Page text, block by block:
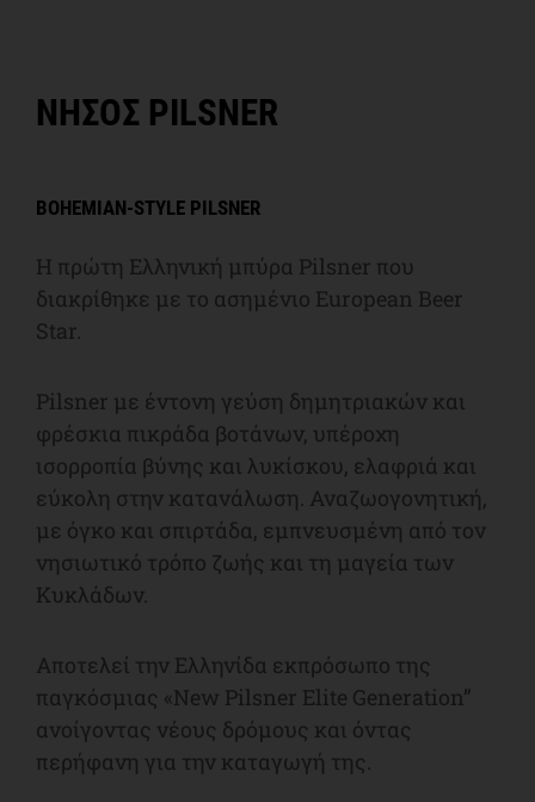
ΝΗΣΟΣ PILSNER
BOHEMIAN-STYLE PILSNER
Η πρώτη Ελληνική μπύρα Pilsner που
διακρίθηκε με το ασημένιο European Beer
Star.
Pilsner με έντονη γεύση δημητριακών και
φρέσκια πικράδα βοτάνων, υπέροχη
ισορροπία βύνης και λυκίσκου, ελαφριά και
εύκολη στην κατανάλωση. Αναζωογονητική,
με όγκο και σπιρτάδα, εμπνευσμένη από τον
νησιωτικό τρόπο ζωής και τη μαγεία των
Κυκλάδων.
Αποτελεί την Ελληνίδα εκπρόσωπο της
παγκόσμιας «New Pilsner Elite Generation”
ανοίγοντας νέους δρόμους και όντας
περήφανη για την καταγωγή της.